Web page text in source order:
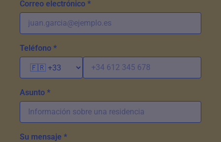
Correo electrónico *
Teléfono *
Asunto *
Su mensaje *